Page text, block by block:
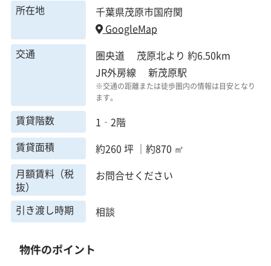
所在地
千葉県茂原市国府関
GoogleMap
交通
圏央道 茂原北より 約6.50km
JR外房線 新茂原駅
※交通の距離または徒歩圏内の情報は目安となり
ます。
賃貸階数
1‐2階
賃貸面積
約260 坪 ｜約870 ㎡
月額賃料（税
抜）
お問合せください
引き渡し時期 相談
物件のポイント